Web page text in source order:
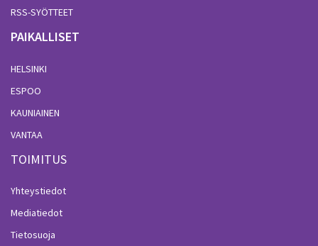
RSS-SYÖTTEET
PAIKALLISET
HELSINKI
ESPOO
KAUNIAINEN
VANTAA
TOIMITUS
Yhteystiedot
Mediatiedot
Tietosuoja